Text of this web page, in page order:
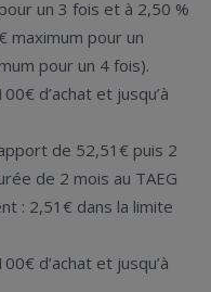
un 3 fois et à 2,50 %
maximum pour un
pour un 4 fois).
d’achat et jusqu’à
de 52,51€ puis 2
de 2 mois au TAEG
: 2,51€ dans la limite
d’achat et jusqu’à